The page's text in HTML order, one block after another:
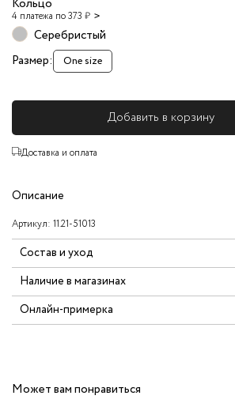
Кольцо
4 платежа по 373 ₽
Серебристый
Размер:
One size
Добавить в корзину
Доставка и оплата
Описание
Артикул: 11.21-51013
Состав и уход
Наличие в магазинах
Онлайн-примерка
Может вам понравиться